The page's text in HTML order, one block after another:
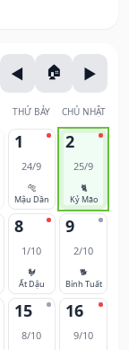
THỨ BẢY CHỦ NHẬT
1
24/9
🐅
Mậu Dần
2
25/9
🐈
Kỷ Mão
8
1/10
🐓
Ất Dậu
9
2/10
🐕
Bính Tuất
15
8/10
16
9/10